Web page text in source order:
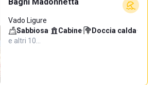
Vado Ligure
Sabbiosa· Cabine· Doccia calda·
e altri 10…